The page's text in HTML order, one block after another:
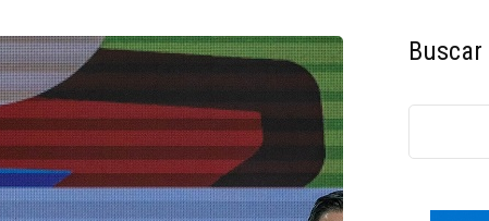
Buscar